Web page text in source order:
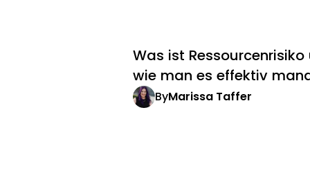
Was ist Ressourcenrisiko
wie man es effektiv
ByMarissa Taffer